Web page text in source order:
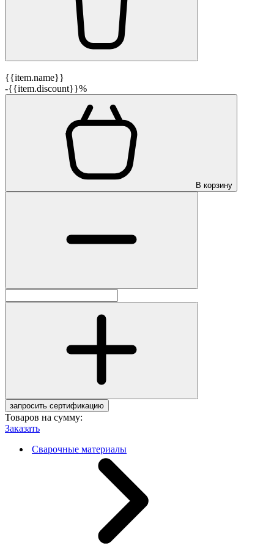
{{item.name}}
-{{item.discount}}%
В корзину
запросить сертификацию
Товаров на сумму:
Заказать
Сварочные материалы